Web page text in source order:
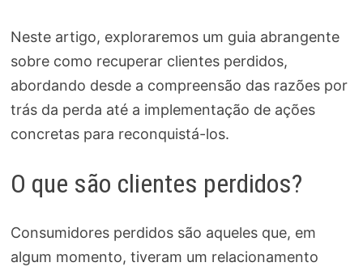
Neste artigo, exploraremos um guia abrangente
sobre como recuperar clientes perdidos,
abordando desde a compreensão das razões por
trás da perda até a implementação de ações
concretas para reconquistá-los.
O que são clientes perdidos?
Consumidores perdidos são aqueles que, em
algum momento, tiveram um relacionamento